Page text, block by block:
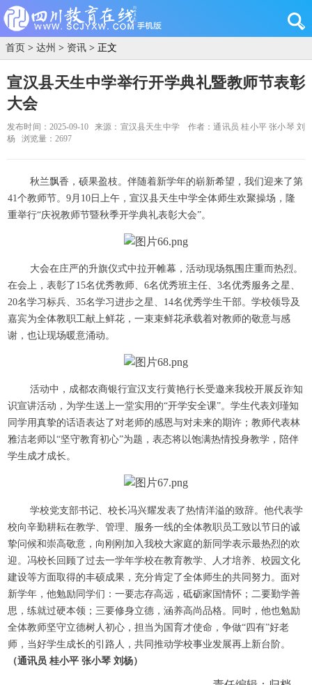
首页 > 达州 > 资讯 > 正文
宣汉县天生中学举行开学典礼暨教师节表彰
大会
发布时间：2025-09-10 来源：宣汉县天生中学
作者：通讯员 桂小平 张小琴 刘
杨
浏览量：2697
秋兰飘香，硕果盈枝。伴随着新学年的崭新希望，我们迎来了第
41个教师节。9月10日上午，宣汉县天生中学全体师生欢聚操场，隆
重举行“庆祝教师节暨秋季开学典礼表彰大会”。
大会在庄严的升旗仪式中拉开帷幕，活动现场氛围庄重而热烈。
在会上，表彰了15名优秀教师、6名优秀班主任、3名优秀服务之星、
20名学习标兵、35名学习进步之星、14名优秀学生干部。学校领导及
嘉宾为全体教职工献上鲜花，一束束鲜花承载着对教师的敬意与感
谢，也让现场暖意涌动。
活动中，成都农商银行宣汉支行黄艳行长受邀来我校开展反诈知
识宣讲活动，为学生送上一堂实用的“开学安全课”。学生代表刘瑾知
同学用真挚的话语表达了对老师的感恩与对未来的期许；教师代表林
雅洁老师以“坚守教育初心”为题，表态将以饱满热情投身教学，陪伴
学生成才成长。
学校党支部书记、校长冯兴耀发表了热情洋溢的致辞。他代表学
校向辛勤耕耘在教学、管理、服务一线的全体教职员工致以节日的诚
挚问候和崇高敬意，向刚刚加入我校大家庭的新同学表示最热烈的欢
迎。冯校长回顾了过去一学年学校在教育教学、人才培养、校园文化
建设等方面取得的丰硕成果，充分肯定了全体师生的共同努力。面对
新学年，他勉励同学们：一要志存高远，砥砺家国情怀；二要勤学善
思，练就过硬本领；三要修身立德，涵养高尚品格。同时，他也勉励
全体教师坚守立德树人初心，担当为国育才使命，争做“四有”好老
师，当好学生成长的引路人，共同推动学校事业发展再上新台阶。
（通讯员 桂小平 张小琴 刘杨）